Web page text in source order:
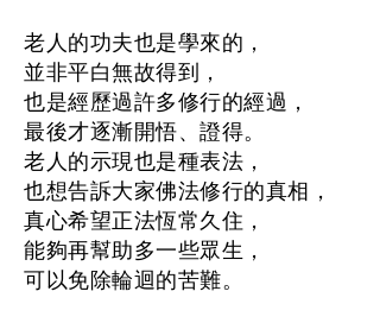
老人的功夫也是學來的，
並非平白無故得到，
也是經歷過許多修行的經過，
最後才逐漸開悟、證得。
老人的示現也是種表法，
也想告訴大家佛法修行的真相，
真心希望正法恆常久住，
能夠再幫助多一些眾生，
可以免除輪迴的苦難。